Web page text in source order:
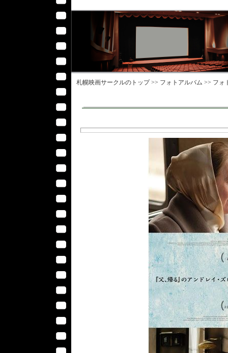
札幌映画サークルのトップ >> フォトアルバム >> フォ